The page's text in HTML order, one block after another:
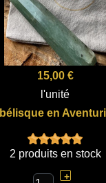
15,00 €
l'unité
en
2 produits en stock
+